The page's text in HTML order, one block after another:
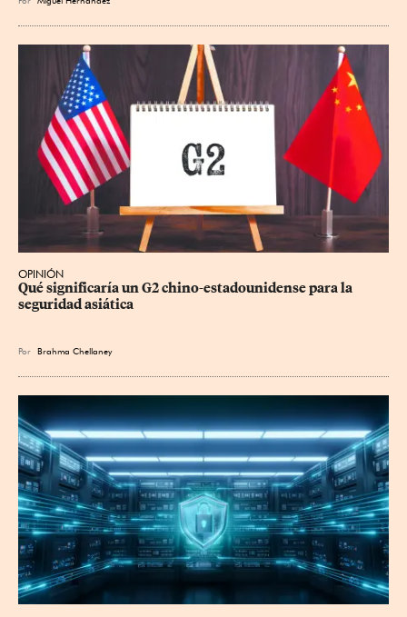
OPINIÓN
Qué significaría un G2 chino-estadounidense para la
seguridad asiática
Por Brahma Chellaney